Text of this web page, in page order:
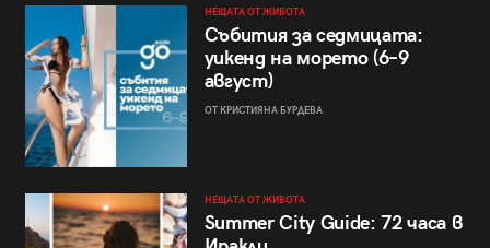
НЕЩАТА ОТ ЖИВОТА
Събития за седмицата:
уикенд на морето (6–9
август)
ОТ КРИСТИЯНА БУРДЕВА
НЕЩАТА ОТ ЖИВОТА
Summer City Guide: 72 часа в